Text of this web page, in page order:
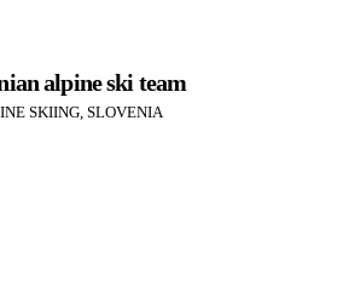
alpine ski team
SKIING, SLOVENIA